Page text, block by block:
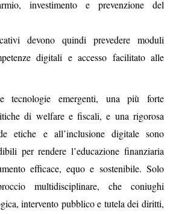
investimento e prevenzione del
devono quindi prevedere moduli
digitali e accesso facilitato alle
tecnologie emergenti, una più forte
di welfare e fiscali, e una rigorosa
etiche e all’inclusione digitale sono
per rendere l’educazione finanziaria
efficace, equo e sostenibile. Solo
multidisciplinare, che coniughi
intervento pubblico e tutela dei diritti,